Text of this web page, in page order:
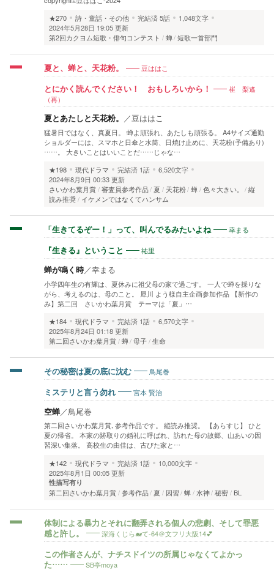
★270
詩・童話・その他 完結済5話
1,048文字
2024年5月28日 19:05 更新
第2回カクヨム短歌・俳句コンテスト
蝉 短歌一首部門
夏と、蝉と、天花粉。 豆ははこ
とにかく読んでください！ おもしろいから！
崔 梨遙
（再）
夏とあたしと天花粉。 ／豆ははこ
猛暑日ではなく、真夏日。 蝉よ頑張れ、あたしも頑張る。 A4サイズ通勤
ショルダーには、スマホと日傘と水筒、日焼け止めに、天花粉(予備あり)
……。 大きいことはいいことだ……じゃな…
★198
現代ドラマ 完結済 1話
6,520文字
2024年8月9日 00:33 更新
さいかわ葉月賞 審査員参考作品 夏 天花粉 蝉 色々大きい。
縦
読み推奨
イケメンではなくてハンサム
「生きてるぞー！」って、叫んでるみたいよね 幸まる
『生きる』ということ 祐里
蝉が鳴く時／幸まる
小学四年生の有輝は、夏休みに祖父母の家で過ごす。 一人で蝉を採りな
がら、考えるのは、母のこと。 犀川 よう様自主企画参加作品 【新作の
み】第二回 さいかわ葉月賞 テーマは「夏」…
★184
現代ドラマ 完結済 1話
6,570文字
2025年8月24日 01:18 更新
第二回さいかわ葉月賞 蝉 母子 生命
その秘密は夏の底に沈む 鳥尾巻
ミステリと言う勿れ 宮本 賢治
空蝉／鳥尾巻
第二回さいかわ葉月賞､参考作品です。 縦読み推奨。 【あらすじ】 ひと
夏の帰省。 本家の跡取りの婚礼に呼ばれ、訪れた母の故郷、山あいの因
習深い集落。 高校生の由佳は、古びた家と…
★142
現代ドラマ 完結済 1話
10,000文字
2025年8月1日 00:05 更新
性描写有り
第二回さいかわ葉月賞 参考作品 夏 因習 蝉 水神 秘密 BL
体制による暴力とそれに翻弄される個人の悲劇、そして罪悪
感と許し。
深海くじら🐋て-64＠文フリ大阪14💕
この作者さんが、ナチスドイツの所属じゃなくてよかっ
た……
SB亭moya